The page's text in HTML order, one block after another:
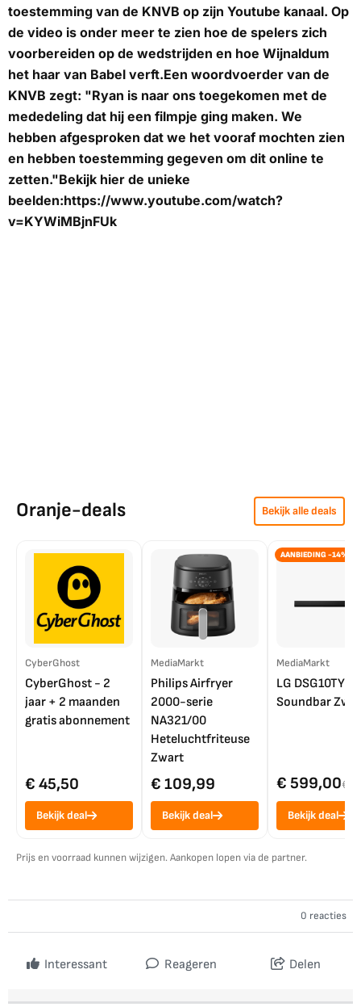
toestemming van de KNVB op zijn Youtube kanaal. Op
de video is onder meer te zien hoe de spelers zich
voorbereiden op de wedstrijden en hoe Wijnaldum
het haar van Babel verft.Een woordvoerder van de
KNVB zegt: "Ryan is naar ons toegekomen met de
mededeling dat hij een filmpje ging maken. We
hebben afgesproken dat we het vooraf mochten zien
en hebben toestemming gegeven om dit online te
zetten."Bekijk hier de unieke
beelden:https://www.youtube.com/watch?
v=KYWiMBjnFUk
Oranje-deals Bekijk alle deals
CyberGhost
CyberGhost - 2
jaar + 2 maanden
gratis abonnement
€ 45,50
Bekijk deal
MediaMarkt
Philips Airfryer
2000-serie
NA321/00
Heteluchtfriteuse
Zwart
€ 109,99
Bekijk deal
AANBIEDING -14%
MediaMarkt
LG DSG10TY
Soundbar
€ 599,00€
Bekijk deal
Prijs en voorraad kunnen wijzigen. Aankopen lopen via de partner.
0 reacties
Interessant Reageren Delen